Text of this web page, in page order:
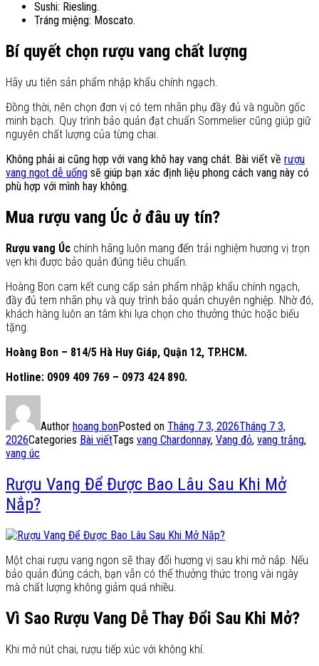
Sushi: Riesling.
Tráng miệng: Moscato.
Bí quyết chọn rượu vang chất lượng
Hãy ưu tiên sản phẩm nhập khẩu chính ngạch.
Đồng thời, nên chọn đơn vị có tem nhãn phụ đầy đủ và nguồn gốc
minh bạch. Quy trình bảo quản đạt chuẩn Sommelier cũng giúp giữ
nguyên chất lượng của từng chai.
Không phải ai cũng hợp với vang khô hay vang chát. Bài viết về rượu
vang ngọt dễ uống sẽ giúp bạn xác định liệu phong cách vang này có
phù hợp với mình hay không.
Mua rượu vang Úc ở đâu uy tín?
Rượu vang Úc chính hãng luôn mang đến trải nghiệm hương vị trọn
vẹn khi được bảo quản đúng tiêu chuẩn.
Hoàng Bon cam kết cung cấp sản phẩm nhập khẩu chính ngạch,
đầy đủ tem nhãn phụ và quy trình bảo quản chuyên nghiệp. Nhờ đó,
khách hàng luôn an tâm khi lựa chọn cho thưởng thức hoặc biếu
tặng.
Hoàng Bon – 814/5 Hà Huy Giáp, Quận 12, TP.HCM.
Hotline: 0909 409 769 – 0973 424 890.
Author hoang bonPosted on Tháng 7 3, 2026Tháng 7 3,
2026Categories Bài viếtTags vang Chardonnay, Vang đỏ, vang trắng,
vang úc
Rượu Vang Để Được Bao Lâu Sau Khi Mở
Nắp?
Một chai rượu vang ngon sẽ thay đổi hương vị sau khi mở nắp. Nếu
bảo quản đúng cách, bạn vẫn có thể thưởng thức trong vài ngày
mà chất lượng không giảm quá nhiều.
Vì Sao Rượu Vang Dễ Thay Đổi Sau Khi Mở?
Khi mở nút chai, rượu tiếp xúc với không khí.